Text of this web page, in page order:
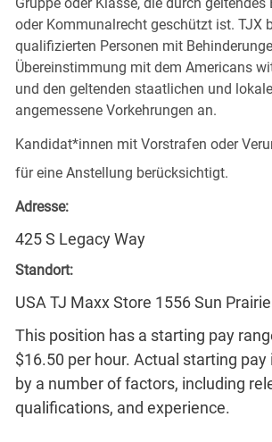
oder Kommunalrecht geschützt ist. TJX
qualifizierten Personen mit
Übereinstimmung mit dem Americans
und den geltenden staatlichen und
angemessene Vorkehrungen an.
Kandidat*innen mit Vorstrafen oder
für eine Anstellung berücksichtigt.
Adresse:
425 S Legacy Way
Standort:
USA TJ Maxx Store 1556 Sun
This position has a starting pay
$16.50 per hour. Actual starting
by a number of factors, including
qualifications, and experience.